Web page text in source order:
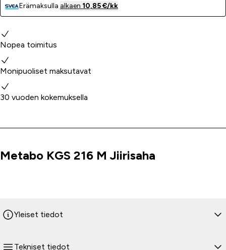
Erämaksulla alkaen 10,85 €/kk
Miksi valita meidät?
Nopea toimitus
Monipuoliset maksutavat
30 vuoden kokemuksella
Tuoteinfo
Metabo KGS 216 M Jiirisaha
Yleiset tiedot
Tekniset tiedot